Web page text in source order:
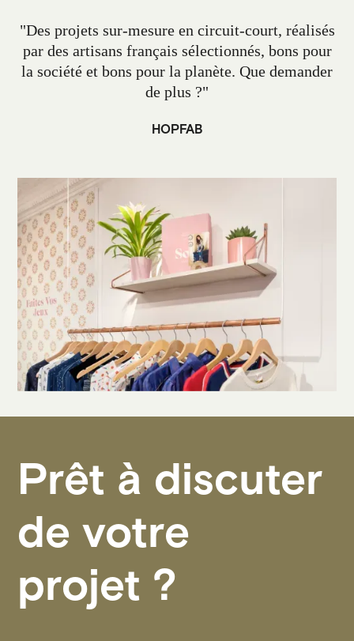
"Des projets sur-mesure en circuit-court, réalisés
par des artisans français sélectionnés, bons pour
la société et bons pour la planète. Que demander
de plus ?"
HOPFAB
Prêt à discuter
de votre
projet ?